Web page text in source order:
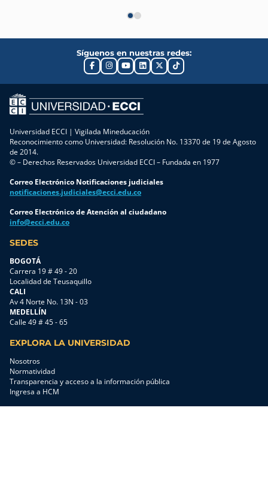
Síguenos en nuestras redes:
Universidad ECCI | Vigilada Mineducación
Reconocimiento como Universidad: Resolución No. 13370 de 19 de Agosto
de 2014.
© – Derechos Reservados Universidad ECCI – Fundada en 1977
Correo Electrónico Notificaciones judiciales
notificaciones.judiciales@ecci.edu.co
Correo Electrónico de Atención al ciudadano
info@ecci.edu.co
SEDES
BOGOTÁ
Carrera 19 # 49 - 20
Localidad de Teusaquillo
CALI
Av 4 Norte No. 13N - 03
MEDELLÍN
Calle 49 # 45 - 65
EXPLORA LA UNIVERSIDAD
Nosotros
Normatividad
Transparencia y acceso a la información pública
Ingresa a HCM